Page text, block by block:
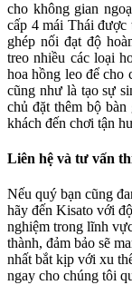
cho không gian
cấp 4 mái Thái
ghép nối đạt độ
treo nhiều các loại
hoa hồng leo để cho
cũng như là tạo sự
chủ đặt thêm bộ
khách đến chơi tận
Liên hệ và tư vấn
Nếu quý bạn cũng
hãy đến Kisato với
nghiệm trong lĩnh
thành, đảm bảo sẽ
nhất bắt kịp với xu
ngay cho chúng tôi